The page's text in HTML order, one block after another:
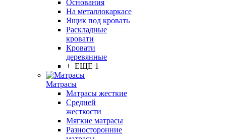
Основания
На металлокаркасе
Ящик под кровать
Раскладные
кровати
Кровати
деревянные
+ ЕЩЕ 1
Матрасы
Матрасы жесткие
Средней
жесткости
Мягкие матрасы
Разносторонние